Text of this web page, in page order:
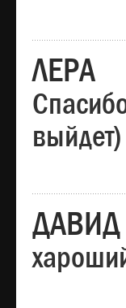
ЛЕРА
выйдет)
ДАВИД